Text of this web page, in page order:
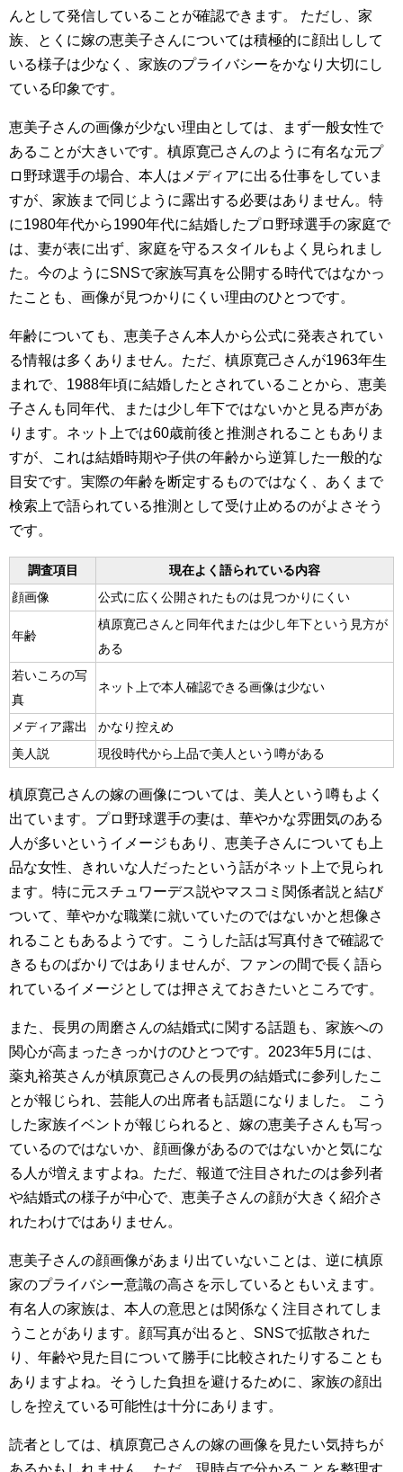
んとして発信していることが確認できます。 ただし、家
族、とくに嫁の恵美子さんについては積極的に顔出しして
いる様子は少なく、家族のプライバシーをかなり大切にし
ている印象です。
恵美子さんの画像が少ない理由としては、まず一般女性で
あることが大きいです。槙原寛己さんのように有名な元プ
ロ野球選手の場合、本人はメディアに出る仕事をしていま
すが、家族まで同じように露出する必要はありません。特
に1980年代から1990年代に結婚したプロ野球選手の家庭で
は、妻が表に出ず、家庭を守るスタイルもよく見られまし
た。今のようにSNSで家族写真を公開する時代ではなかっ
たことも、画像が見つかりにくい理由のひとつです。
年齢についても、恵美子さん本人から公式に発表されてい
る情報は多くありません。ただ、槙原寛己さんが1963年生
まれで、1988年頃に結婚したとされていることから、恵美
子さんも同年代、または少し年下ではないかと見る声があ
ります。ネット上では60歳前後と推測されることもありま
すが、これは結婚時期や子供の年齢から逆算した一般的な
目安です。実際の年齢を断定するものではなく、あくまで
検索上で語られている推測として受け止めるのがよさそう
です。
調査項目
現在よく語られている内容
顔画像
公式に広く公開されたものは見つかりにくい
年齢
槙原寛己さんと同年代または少し年下という見方が
ある
若いころの写
真
ネット上で本人確認できる画像は少ない
メディア露出
かなり控えめ
美人説
現役時代から上品で美人という噂がある
槙原寛己さんの嫁の画像については、美人という噂もよく
出ています。プロ野球選手の妻は、華やかな雰囲気のある
人が多いというイメージもあり、恵美子さんについても上
品な女性、きれいな人だったという話がネット上で見られ
ます。特に元スチュワーデス説やマスコミ関係者説と結び
ついて、華やかな職業に就いていたのではないかと想像さ
れることもあるようです。こうした話は写真付きで確認で
きるものばかりではありませんが、ファンの間で長く語ら
れているイメージとしては押さえておきたいところです。
また、長男の周磨さんの結婚式に関する話題も、家族への
関心が高まったきっかけのひとつです。2023年5月には、
薬丸裕英さんが槙原寛己さんの長男の結婚式に参列したこ
とが報じられ、芸能人の出席者も話題になりました。 こう
した家族イベントが報じられると、嫁の恵美子さんも写っ
ているのではないか、顔画像があるのではないかと気にな
る人が増えますよね。ただ、報道で注目されたのは参列者
や結婚式の様子が中心で、恵美子さんの顔が大きく紹介さ
れたわけではありません。
恵美子さんの顔画像があまり出ていないことは、逆に槙原
家のプライバシー意識の高さを示しているともいえます。
有名人の家族は、本人の意思とは関係なく注目されてしま
うことがあります。顔写真が出ると、SNSで拡散された
り、年齢や見た目について勝手に比較されたりすることも
ありますよね。そうした負担を避けるために、家族の顔出
しを控えている可能性は十分にあります。
読者としては、槙原寛己さんの嫁の画像を見たい気持ちが
あるかもしれません。ただ、現時点で分かることを整理す